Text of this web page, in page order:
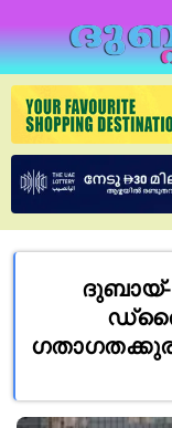
ദുബായ്-